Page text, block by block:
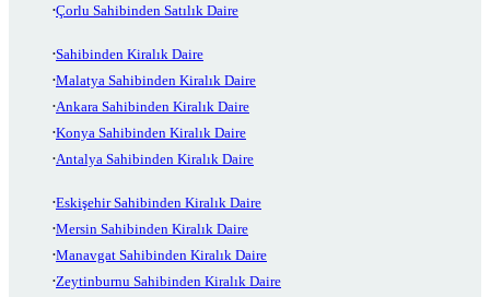
Çorlu Sahibinden Satılık Daire
Sahibinden Kiralık Daire
Malatya Sahibinden Kiralık Daire
Ankara Sahibinden Kiralık Daire
Konya Sahibinden Kiralık Daire
Antalya Sahibinden Kiralık Daire
Eskişehir Sahibinden Kiralık Daire
Mersin Sahibinden Kiralık Daire
Manavgat Sahibinden Kiralık Daire
Zeytinburnu Sahibinden Kiralık Daire